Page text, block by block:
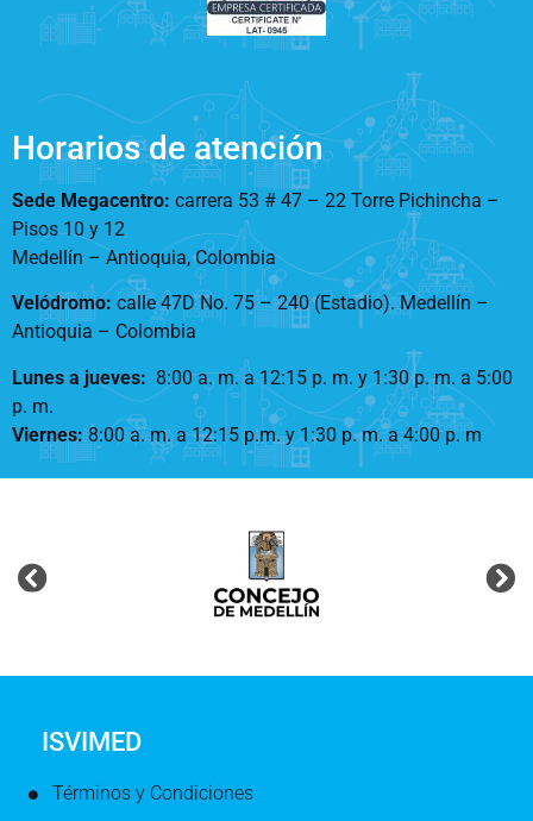
Horarios de atención
Sede Megacentro: carrera 53 # 47 – 22 Torre Pichincha –
Pisos 10 y 12
Medellín – Antioquia, Colombia
Velódromo: calle 47D No. 75 – 240 (Estadio). Medellín –
Antioquia – Colombia
Lunes a jueves: 8:00 a. m. a 12:15 p. m. y 1:30 p. m. a 5:00
p. m.
Viernes:8:00 a. m. a 12:15 p.m. y 1:30 p. m. a 4:00 p. m
ISVIMED
Términos y Condiciones